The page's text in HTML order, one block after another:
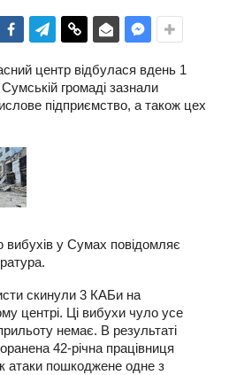
центр відбулася вдень 1
громаді зазнали
підприємство, а також цех
вибухів у Сумах повідомляє
скинули 3 КАБи на
центрі. Ці вибухи чуло усе
немає. В результаті
42-річна працівниця
атаки пошкоджене одне з